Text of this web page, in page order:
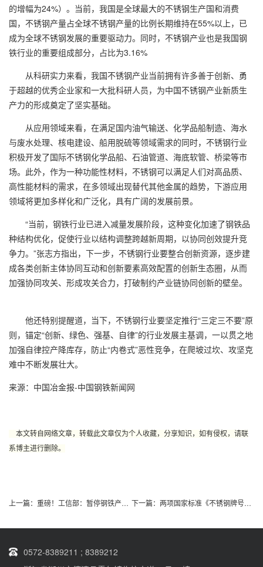
的增幅为24%）。当前，我国是全球最大的不锈钢生产国和消费
国，不锈钢产量占全球不锈钢产量的比例长期维持在55%以上，已
成为全球不锈钢发展的重要驱动力。同时，不锈钢产业也是我国钢
铁行业的重要组成部分，占比为3.16%
从科研实力来看，我国不锈钢产业当前拥有许多善于创新、勇
于超越的优秀企业家和一大批科研人员，为中国不锈钢产业新质生
产力的形成奠定了坚实基础。
从应用领域来看，在满足国内油气输送、化学品船制造、海水
与废水处理、核电建设、船用脱硫等领域需求的同时，不锈钢行业
积极开发了国际不锈钢化学品船、石油管道、海底软管、桥梁等市
场。此外，作为一种功能性材料，不锈钢可以满足人们对高品质、
高性能材料的需求，在多领域出现替代其他金属的趋势，下游应用
领域将更加多样化和广泛化，具有广阔的发展前景。
“当前，钢铁行业已进入减量发展阶段，这种变化加速了钢铁品
种结构优化，促使行业以结构调整跨越新周期，以协同创效提升竞
争力。”张志方指出，下一步，不锈钢行业要整合创新资源，逐步建
成各类创新主体协同互动和创新要素高效配置的创新生态圈，从而
加强协同攻关、形成攻关合力，打破制约产业链协同创新的壁垒。
他还特别提醒道，当下，不锈钢行业要坚定推行“三定三不要”原
则，锚定“创新、绿色、强基、自律”的行业发展主基调，一以贯之地
加强自律控产降库存，防止“内卷式”恶性竞争，在爬坡过坎、攻坚克
难中不断发展壮大。
来源：中国冶金报-中国钢铁新闻网
本文转自网络文章，转载此文章仅为个人收藏，分享知识，如有侵权，请联
系博主进行删除。
上一篇： 重磅！工信部：暂停钢铁产能置换 下一篇： 两项国家标准《不锈钢牌号及化学成分》和《奥氏体-铁素体（双相
0572-8389211 ; 8389212